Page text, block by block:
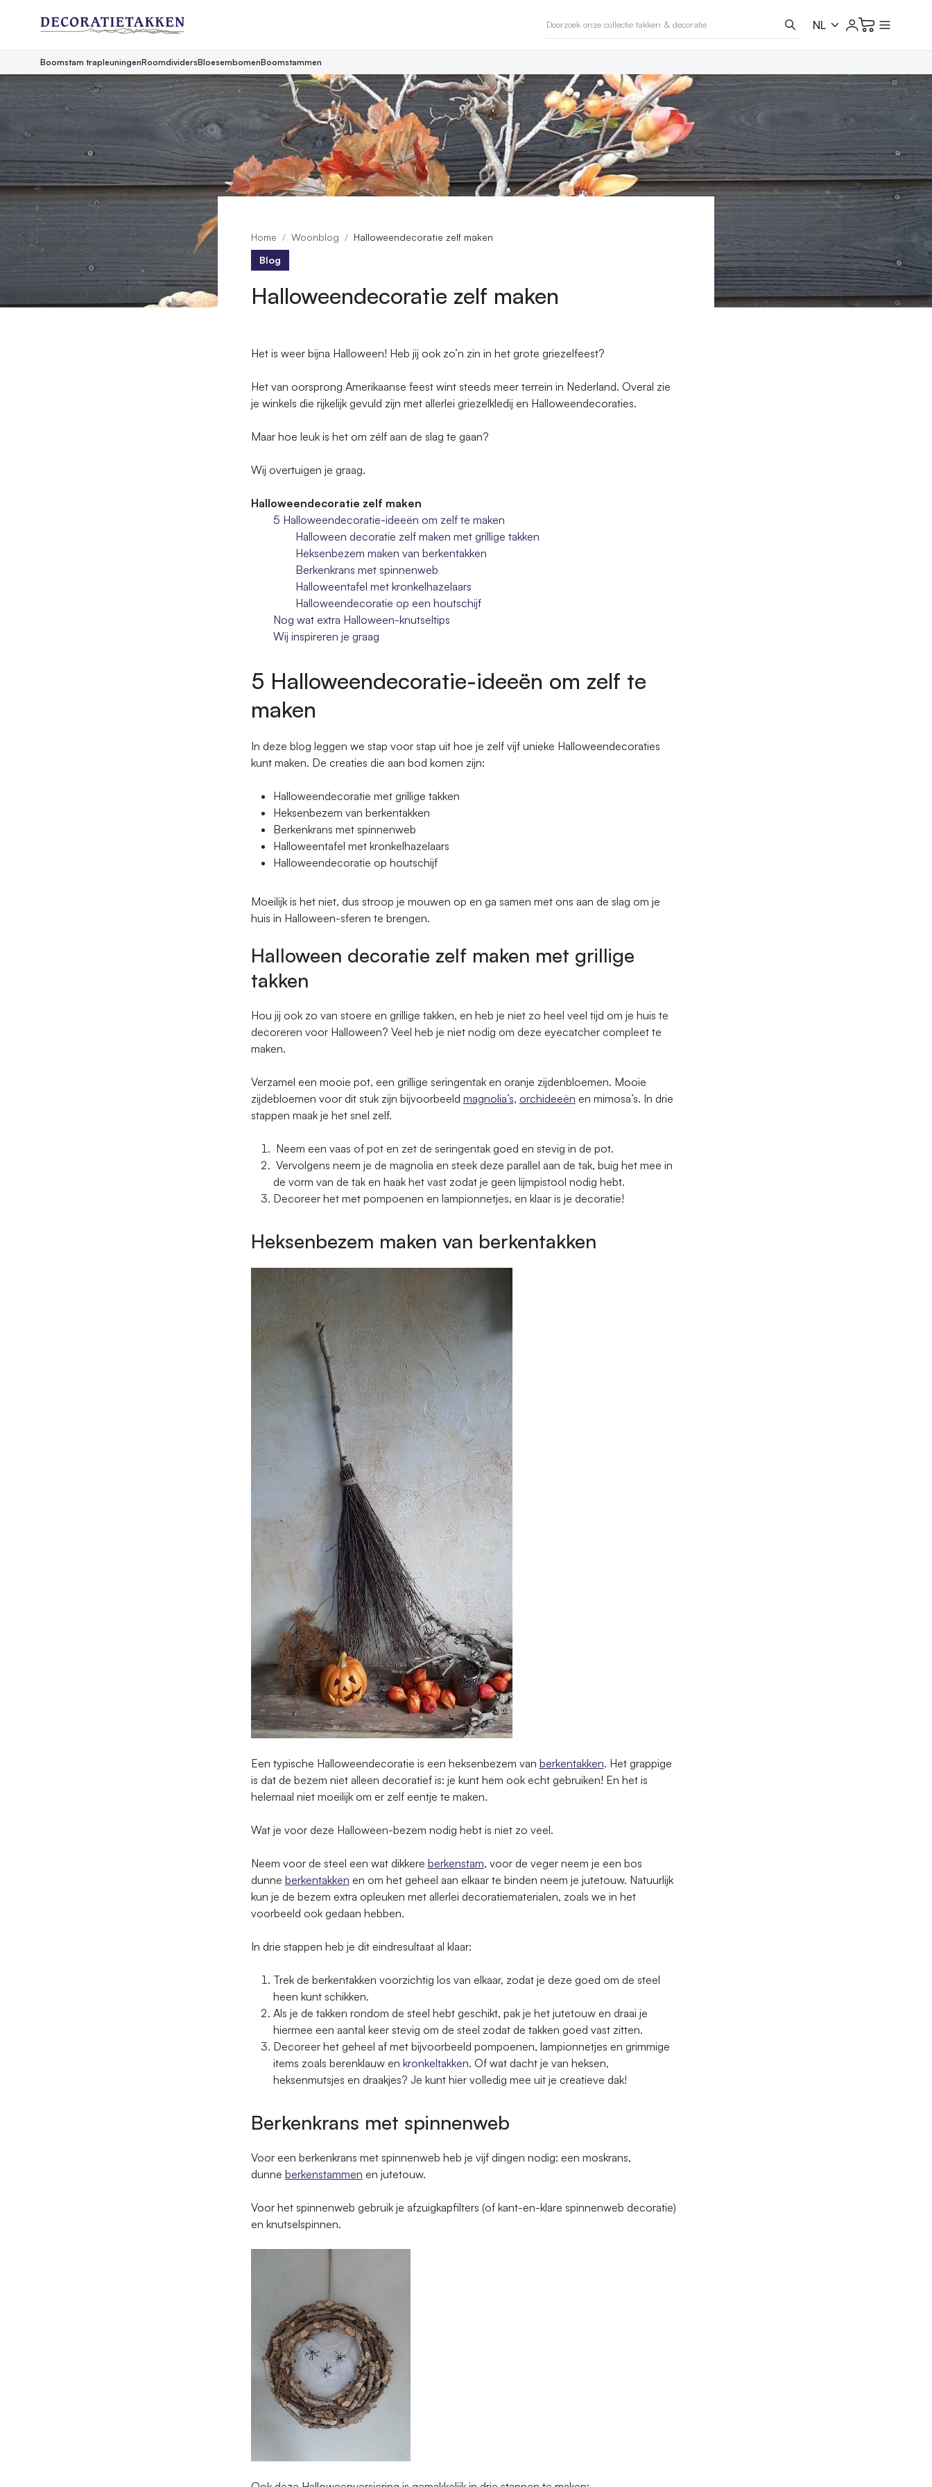
Boomstam trapleuningenRoomdividersBloesembomenBoomstammen
Home Woonblog
Halloweendecoratie zelf maken
Blog
Halloweendecoratie zelf maken
Het is weer bijna Halloween! Heb jij ook zo’n zin in het grote griezelfeest?
Het van oorsprong Amerikaanse feest wint steeds meer terrein in Nederland. Overal zie
je winkels die rijkelijk gevuld zijn met allerlei griezelkledij en Halloweendecoraties.
Maar hoe leuk is het om zélf aan de slag te gaan?
Wij overtuigen je graag.
Halloweendecoratie zelf maken
5 Halloweendecoratie-ideeën om zelf te maken
Halloween decoratie zelf maken met grillige takken
Heksenbezem maken van berkentakken
Berkenkrans met spinnenweb
Halloweentafel met kronkelhazelaars
Halloweendecoratie op een houtschijf
Nog wat extra Halloween-knutseltips
Wij inspireren je graag
5 Halloweendecoratie-ideeën om zelf te
maken
In deze blog leggen we stap voor stap uit hoe je zelf vijf unieke Halloweendecoraties
kunt maken. De creaties die aan bod komen zijn:
Halloweendecoratie met grillige takken
Heksenbezem van berkentakken
Berkenkrans met spinnenweb
Halloweentafel met kronkelhazelaars
Halloweendecoratie op houtschijf
Moeilijk is het niet, dus stroop je mouwen op en ga samen met ons aan de slag om je
huis in Halloween-sferen te brengen.
Halloween decoratie zelf maken met grillige
takken
Hou jij ook zo van stoere en grillige takken, en heb je niet zo heel veel tijd om je huis te
decoreren voor Halloween? Veel heb je niet nodig om deze eyecatcher compleet te
maken.
Verzamel een mooie pot, een grillige seringentak en oranje zijdenbloemen. Mooie
zijdebloemen voor dit stuk zijn bijvoorbeeld magnolia’s, orchideeën en mimosa’s. In drie
stappen maak je het snel zelf.
Neem een vaas of pot en zet de seringentak goed en stevig in de pot.
Vervolgens neem je de magnolia en steek deze parallel aan de tak, buig het mee in
de vorm van de tak en haak het vast zodat je geen lijmpistool nodig hebt.
Decoreer het met pompoenen en lampionnetjes, en klaar is je decoratie!
Heksenbezem maken van berkentakken
Een typische Halloweendecoratie is een heksenbezem van berkentakken. Het grappige
is dat de bezem niet alleen decoratief is: je kunt hem ook echt gebruiken! En het is
helemaal niet moeilijk om er zelf eentje te maken.
Wat je voor deze Halloween-bezem nodig hebt is niet zo veel.
Neem voor de steel een wat dikkere berkenstam, voor de veger neem je een bos
dunne berkentakken en om het geheel aan elkaar te binden neem je jutetouw. Natuurlijk
kun je de bezem extra opleuken met allerlei decoratiematerialen, zoals we in het
voorbeeld ook gedaan hebben.
In drie stappen heb je dit eindresultaat al klaar:
Trek de berkentakken voorzichtig los van elkaar, zodat je deze goed om de steel
heen kunt schikken.
Als je de takken rondom de steel hebt geschikt, pak je het jutetouw en draai je
hiermee een aantal keer stevig om de steel zodat de takken goed vast zitten.
Decoreer het geheel af met bijvoorbeeld pompoenen, lampionnetjes en grimmige
items zoals berenklauw en kronkeltakken. Of wat dacht je van heksen,
heksenmutsjes en draakjes? Je kunt hier volledig mee uit je creatieve dak!
Berkenkrans met spinnenweb
Voor een berkenkrans met spinnenweb heb je vijf dingen nodig: een moskrans,
dunne berkenstammen en jutetouw.
Voor het spinnenweb gebruik je afzuigkapfilters (of kant-en-klare spinnenweb decoratie)
en knutselspinnen.